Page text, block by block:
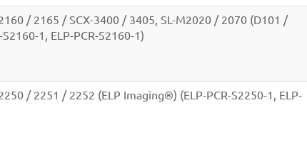
/ 2165 / SCX-3400 / 3405, SL-M2020 / 2070 (D101 /
1, ELP-PCR-S2160-1)
/ 2251 / 2252 (ELP Imaging®) (ELP-PCR-S2250-1, ELP-